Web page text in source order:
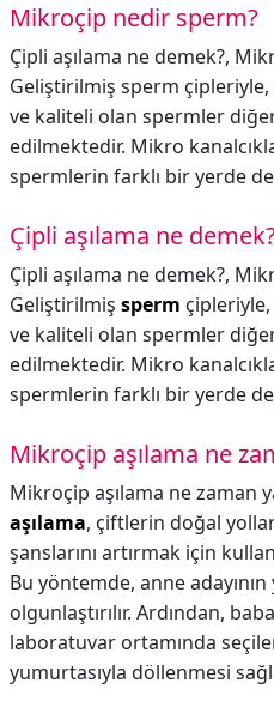
Mikroçip nedir sperm?
Çipli aşılama ne demek?,
Geliştirilmiş sperm çipleriyle,
ve kaliteli olan spermler
edilmektedir. Mikro
spermlerin farklı bir yerde
Çipli aşılama ne
Çipli aşılama ne demek?,
Geliştirilmiş sperm çipleriyle,
ve kaliteli olan spermler
edilmektedir. Mikro
spermlerin farklı bir yerde
Mikroçip aşılama ne
Mikroçip aşılama ne zaman
aşılama, çiftlerin doğal
şanslarını artırmak için
Bu yöntemde, anne
olgunlaştırılır. Ardından,
laboratuvar ortamında
yumurtasıyla döllenmesi